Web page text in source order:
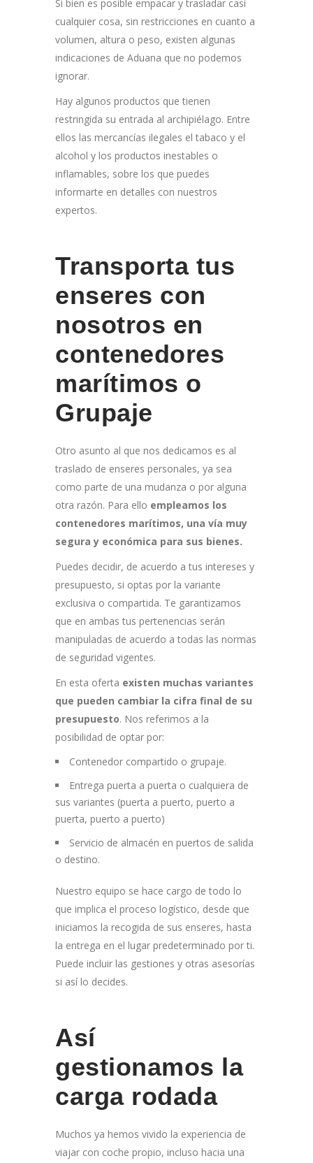
Si bien es posible empacar y trasladar casi
cualquier cosa, sin restricciones en cuanto a
volumen, altura o peso, existen algunas
indicaciones de Aduana que no podemos
ignorar.
Hay algunos productos que tienen
restringida su entrada al archipiélago. Entre
ellos las mercancías ilegales el tabaco y el
alcohol y los productos inestables o
inflamables, sobre los que puedes
informarte en detalles con nuestros
expertos.
Transporta tus
enseres con
nosotros en
contenedores
marítimos o
Grupaje
Otro asunto al que nos dedicamos es al
traslado de enseres personales, ya sea
como parte de una mudanza o por alguna
otra razón. Para ello empleamos los
contenedores marítimos, una vía muy
segura y económica para sus bienes.
Puedes decidir, de acuerdo a tus intereses y
presupuesto, si optas por la variante
exclusiva o compartida. Te garantizamos
que en ambas tus pertenencias serán
manipuladas de acuerdo a todas las normas
de seguridad vigentes.
En esta oferta existen muchas variantes
que pueden cambiar la cifra final de su
presupuesto. Nos referimos a la
posibilidad de optar por:
Contenedor compartido o grupaje.
Entrega puerta a puerta o cualquiera de
sus variantes (puerta a puerto, puerto a
puerta, puerto a puerto)
Servicio de almacén en puertos de salida
o destino.
Nuestro equipo se hace cargo de todo lo
que implica el proceso logístico, desde que
iniciamos la recogida de sus enseres, hasta
la entrega en el lugar predeterminado por ti.
Puede incluir las gestiones y otras asesorías
si así lo decides.
Así
gestionamos la
carga rodada
Muchos ya hemos vivido la experiencia de
viajar con coche propio, incluso hacia una